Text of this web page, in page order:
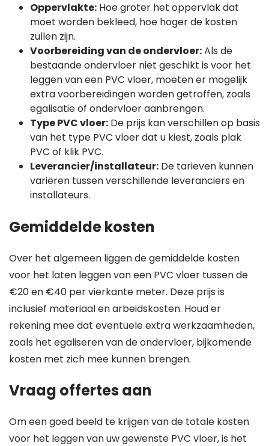
Oppervlakte: Hoe groter het oppervlak dat
moet worden bekleed, hoe hoger de kosten
zullen zijn.
Voorbereiding van de ondervloer:Als de
bestaande ondervloer niet geschikt is voor het
leggen van een PVC vloer, moeten er mogelijk
extra voorbereidingen worden getroffen, zoals
egalisatie of ondervloer aanbrengen.
Type PVC vloer: De prijs kan verschillen op basis
van het type PVC vloer dat u kiest, zoals plak
PVC of klik PVC.
Leverancier/installateur: De tarieven kunnen
variëren tussen verschillende leveranciers en
installateurs.
Gemiddelde kosten
Over het algemeen liggen de gemiddelde kosten
voor het laten leggen van een PVC vloer tussen de
€20 en €40 per vierkante meter. Deze prijs is
inclusief materiaal en arbeidskosten. Houd er
rekening mee dat eventuele extra werkzaamheden,
zoals het egaliseren van de ondervloer, bijkomende
kosten met zich mee kunnen brengen.
Vraag offertes aan
Om een goed beeld te krijgen van de totale kosten
voor het leggen van uw gewenste PVC vloer, is het